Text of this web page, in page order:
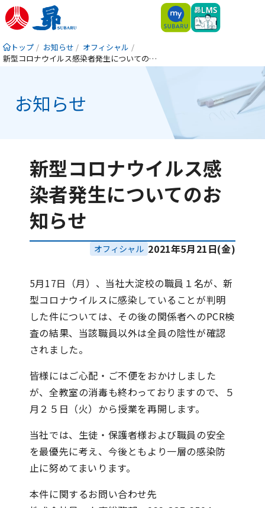
トップ お知らせ
オフィシャル
新型コロナウイルス感染者発生についてのお知らせ
お知らせ
新型コロナウイルス感
染者発生についてのお
知らせ
オフィシャル 2021年5月21日(金)
5月17日（月）、当社大淀校の職員１名が、新
型コロナウイルスに感染していることが判明
した件については、その後の関係者へのPCR検
査の結果、当該職員以外は全員の陰性が確認
されました。
皆様にはご心配・ご不便をおかけしました
が、全教室の消毒も終わっておりますので、
５
月２５日（火）から授業を再開します。
当社では、生徒・保護者様および職員の安全
を最優先に考え、今後ともより一層の感染防
止に努めてまいります。
本件に関するお問い合わせ先